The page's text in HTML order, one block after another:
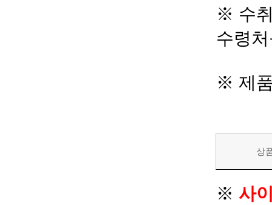
※ 수
수령
※ 제
상
※ 사